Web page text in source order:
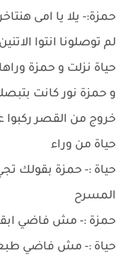
حمزة:- يلا يا امى
لم توصلونا انتوا
حياة نزلت و حمزة
و حمزة نور كانت
خروج من القصر ركبوا
حياة من وراء
حياة :- حمزة بقولك
المسرح
حمزة :- مش فاضي
حياة :- مش فاضي